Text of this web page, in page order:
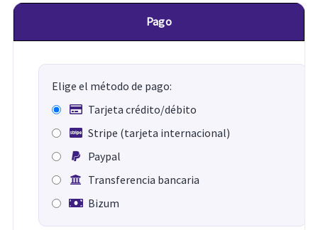
Pago
Elige el método de pago:
Tarjeta crédito/débito
Stripe (tarjeta internacional)
Paypal
Transferencia bancaria
Bizum